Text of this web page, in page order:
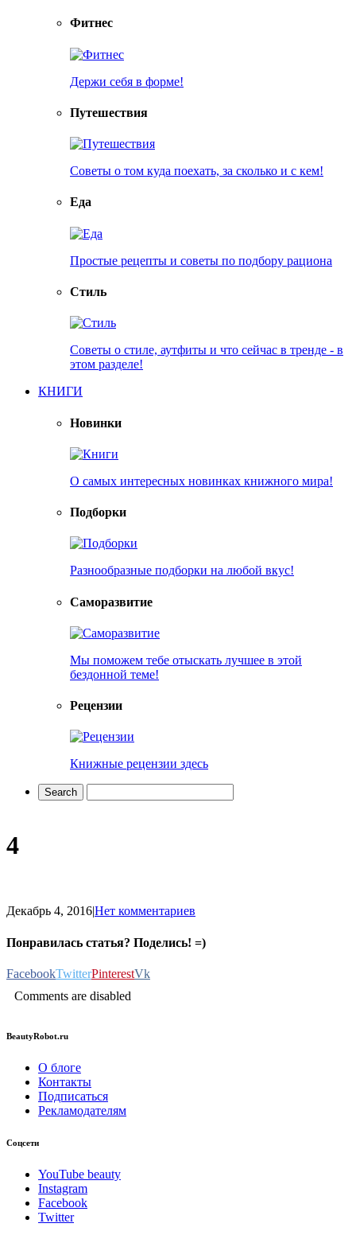
Фитнес
Держи себя в форме!
Путешествия
Советы о том куда поехать, за сколько и с кем!
Еда
Простые рецепты и советы по подбору рациона
Стиль
Советы о стиле, аутфиты и что сейчас в тренде - в
этом разделе!
КНИГИ
Новинки
О самых интересных новинках книжного мира!
Подборки
Разнообразные подборки на любой вкус!
Саморазвитие
Мы поможем тебе отыскать лучшее в этой
бездонной теме!
Рецензии
Книжные рецензии здесь
4
Декабрь 4, 2016|Нет комментариев
Понравилась статья? Поделись! =)
FacebookTwitterPinterestVk
Comments are disabled
BeautyRobot.ru
О блоге
Контакты
Подписаться
Рекламодателям
Соцсети
YouTube beauty
Instagram
Facebook
Twitter